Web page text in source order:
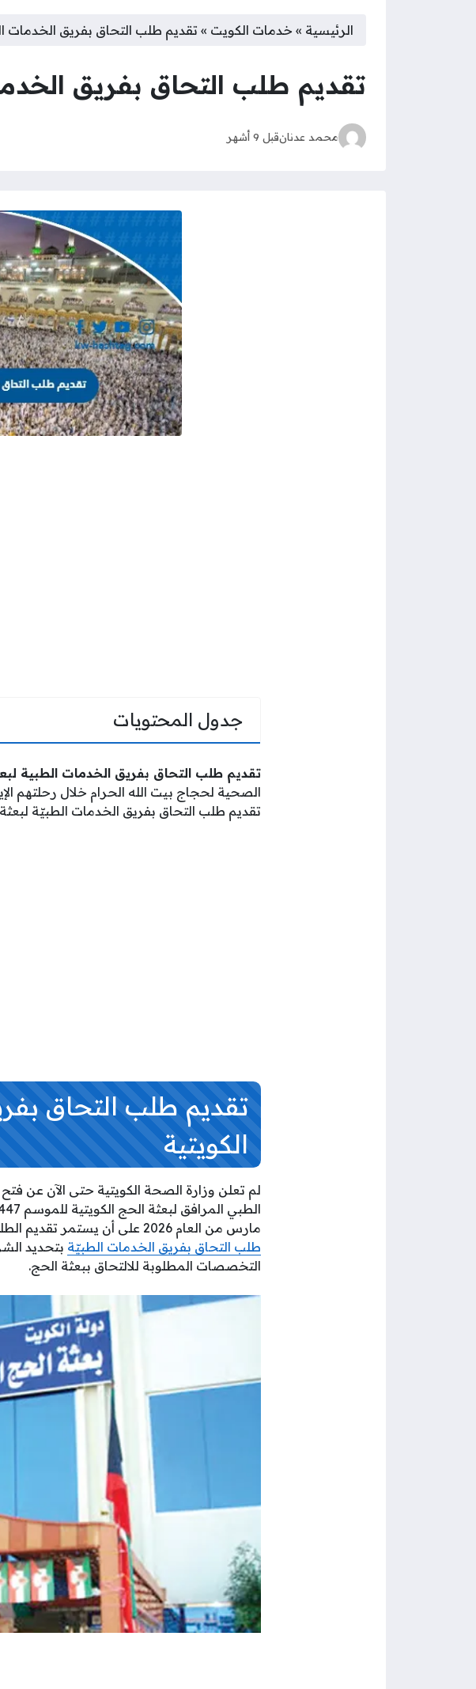
الرئيسية » خدمات الكويت » تقديم طلب التحاق بفريق الخدمات
تقديم طلب التحاق بفريق الخدمات
محمد عدنانقبل 9 أشهر
جدول المحتويات
تقديم طلب التحاق بفريق الخدمات الطبية لبعثة
الصحية لحجاج بيت الله الحرام خلال رحلتهم
تقديم طلب التحاق بفريق الخدمات الطبيّة
تقديم طلب التحاق
الكويتية
لم تعلن وزارة الصحة الكويتية حتى الآن عن
مارس من العام 2026 على أن يستمر تقديم الطلبات حتى بداية شهر أبريل من نفس العام، ويترافق إعلان بدء
طلب التحاق بفريق الخدمات الطبيّة بتحديد
التخصصات المطلوبة للالتحاق ببعثة الحج.